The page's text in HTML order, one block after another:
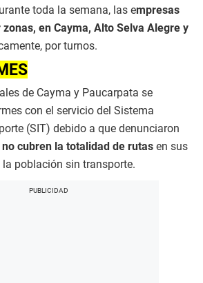
toda la semana, las empresas
en Cayma, Alto Selva Alegre y
por turnos.
de Cayma y Paucarpata se
con el servicio del Sistema
(SIT) debido a que denunciaron
cubren la totalidad de rutas en sus
población sin transporte.